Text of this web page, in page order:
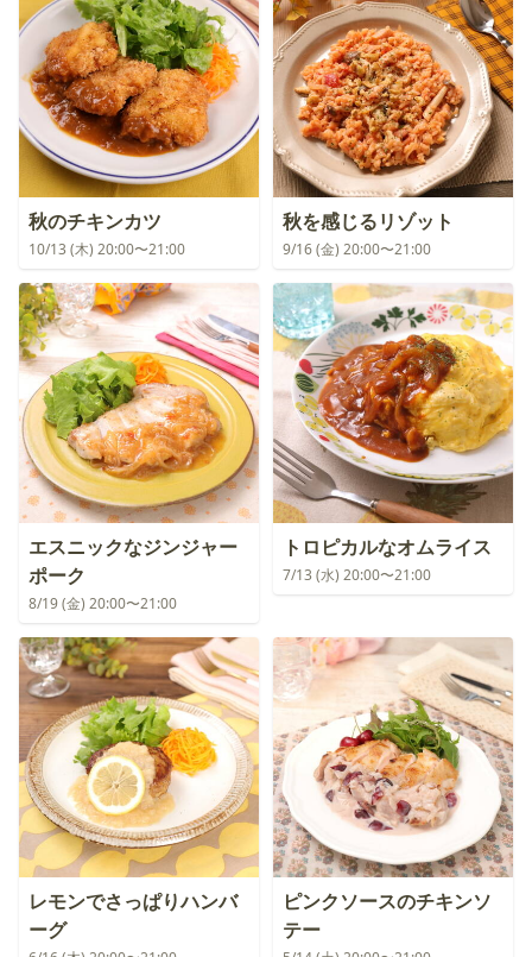
秋のチキンカツ
10/13 (木) 20:00〜21:00
秋を感じるリゾット
9/16 (金) 20:00〜21:00
エスニックなジンジャー
ポーク
8/19 (金) 20:00〜21:00
トロピカルなオムライス
7/13 (水) 20:00〜21:00
レモンでさっぱりハンバ
ーグ
ピンクソースのチキンソ
テー